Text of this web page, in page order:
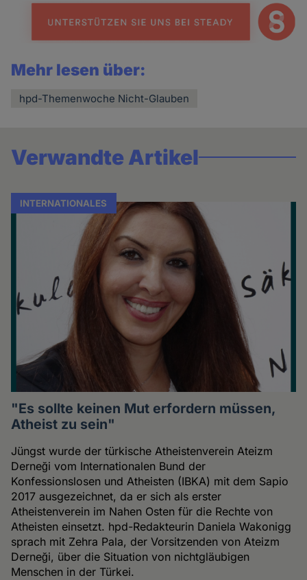
Mehr lesen über:
hpd-Themenwoche Nicht-Glauben
Verwandte Artikel
INTERNATIONALES
"Es sollte keinen Mut erfordern müssen,
Atheist zu sein"
Jüngst wurde der türkische Atheistenverein Ateizm
Derneği vom Internationalen Bund der
Konfessionslosen und Atheisten (IBKA) mit dem Sapio
2017 ausgezeichnet, da er sich als erster
Atheistenverein im Nahen Osten für die Rechte von
Atheisten einsetzt. hpd-Redakteurin Daniela Wakonigg
sprach mit Zehra Pala, der Vorsitzenden von Ateizm
Derneği, über die Situation von nichtgläubigen
Menschen in der Türkei.